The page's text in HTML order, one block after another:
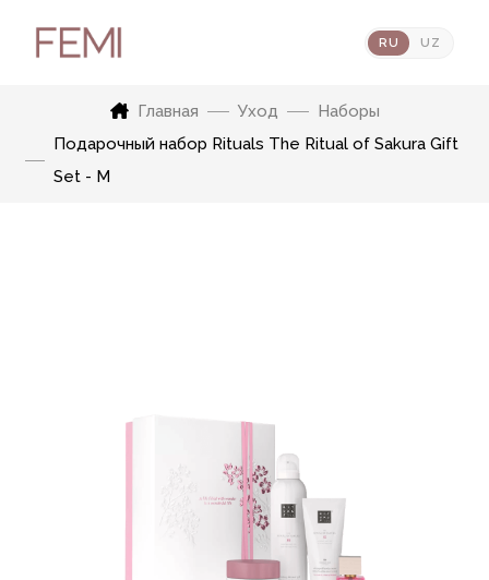
RU UZ
Главная Уход
Наборы
Подарочный набор Rituals The Ritual of Sakura Gift
Set - M